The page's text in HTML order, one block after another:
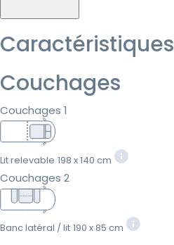
Caractéristiques
Couchages
Couchages 1
Lit relevable 198 x 140 cm
Couchages 2
Banc latéral / lit 190 x 85 cm